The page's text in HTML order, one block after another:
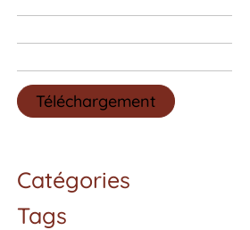
Téléchargement
Catégories
Tags